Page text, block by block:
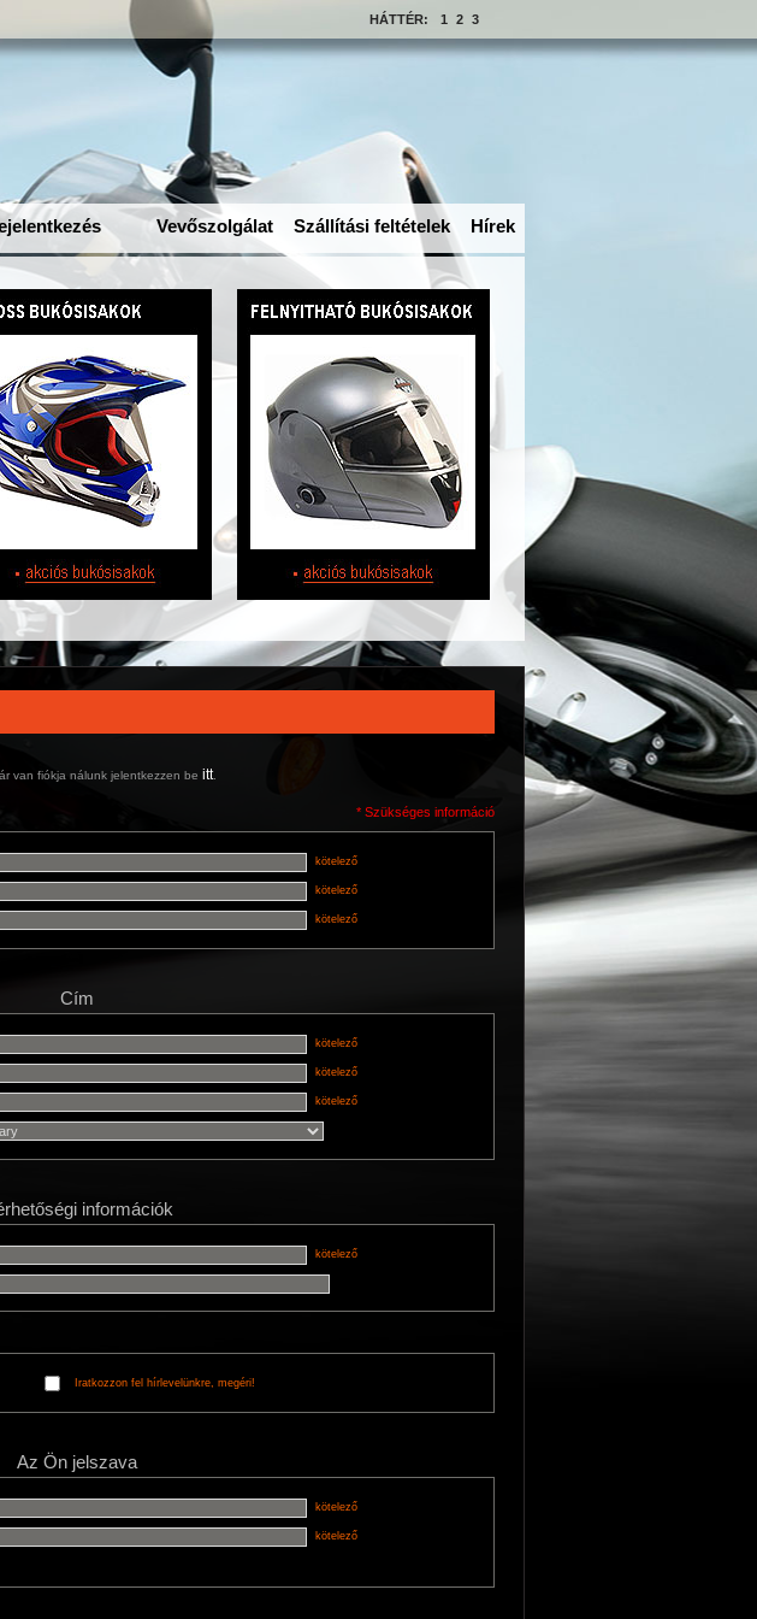
HÁTTÉR: 1 2 3
Vevőszolgálat Szállítási feltételek Hírek
van fiókja nálunk jelentkezzen be itt.
* Szükséges információ
kötelező
kötelező
kötelező
Cím
kötelező
kötelező
kötelező
információk
kötelező
Iratkozzon fel hírlevelünkre, megéri!
Az Ön jelszava
kötelező
kötelező